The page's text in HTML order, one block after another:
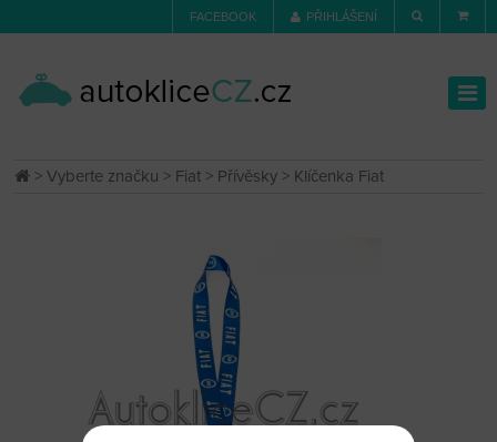
FACEBOOK PŘIHLÁŠENÍ
>Vyberte značku > Fiat > Přívěsky > Klíčenka Fiat